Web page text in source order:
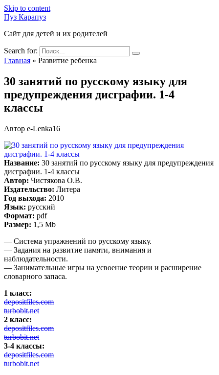
Skip to content
Пуз Карапуз
Сайт для детей и их родителей
Search for:
Главная » Развитие ребенка
30 занятий по русскому языку для
предупреждения дисграфии. 1-4
классы
Автор e-Lenka16
Название: 30 занятий по русскому языку для предупреждения
дисграфии. 1-4 классы
Автор: Чистякова О.В.
Издательство: Литера
Год выхода: 2010
Язык: русский
Формат: pdf
Размер: 1,5 Mb
— Система упражнений по русскому языку.
— Задания на развитие памяти, внимания и
наблюдательности.
— Занимательные игры на усвоение теории и расширение
словарного запаса.
1 класс:
depositfiles.com
turbobit.net
2 класс:
depositfiles.com
turbobit.net
3-4 классы:
depositfiles.com
turbobit.net